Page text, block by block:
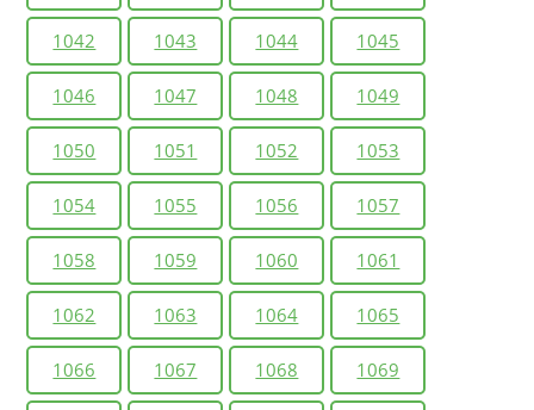
1042 1043 1044 1045
1046 1047 1048 1049
1050 1051 1052 1053
1054 1055 1056 1057
1058 1059 1060 1061
1062 1063 1064 1065
1066 1067 1068 1069